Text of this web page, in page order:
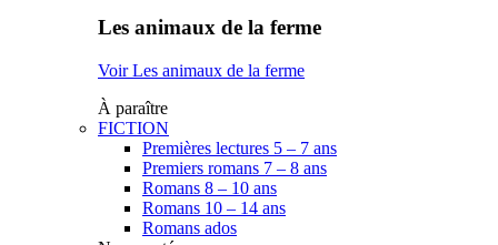
Les animaux de la ferme
Voir Les animaux de la ferme
À paraître
FICTION
Premières lectures 5 – 7 ans
Premiers romans 7 – 8 ans
Romans 8 – 10 ans
Romans 10 – 14 ans
Romans ados